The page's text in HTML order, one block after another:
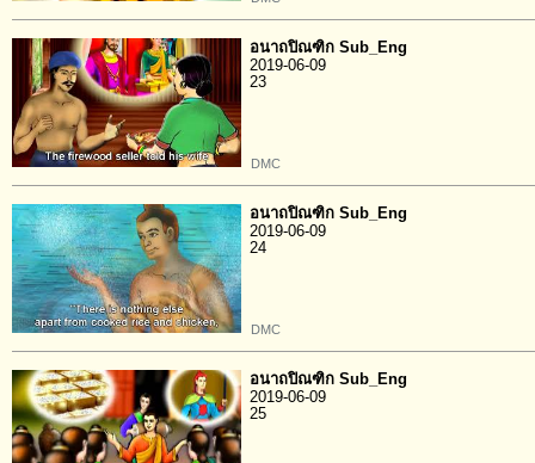
อนาถปิณฑิก Sub_Eng
2019-06-09
23
DMC
อนาถปิณฑิก Sub_Eng
2019-06-09
24
DMC
อนาถปิณฑิก Sub_Eng
2019-06-09
25